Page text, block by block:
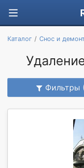
Каталог Снос и
Фильтры